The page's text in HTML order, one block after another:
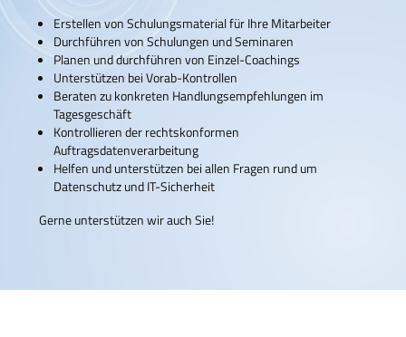
Erstellen von Schulungsmaterial für Ihre Mitarbeiter
Durchführen von Schulungen und Seminaren
Planen und durchführen von Einzel-Coachings
Unterstützen bei Vorab-Kontrollen
Beraten zu konkreten Handlungsempfehlungen im
Tagesgeschäft
Kontrollieren der rechtskonformen
Auftragsdatenverarbeitung
Helfen und unterstützen bei allen Fragen rund um
Datenschutz und IT-Sicherheit
Gerne unterstützen wir auch Sie!